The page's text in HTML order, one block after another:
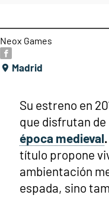
Neox Games
Madrid
Su estreno en
que disfrutan
época medieval.
título propone
ambientación
espada, sino